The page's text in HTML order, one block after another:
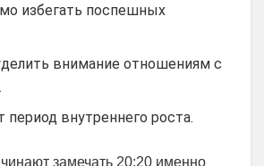
избегать поспешных
внимание отношениям с
период внутреннего роста.
замечать 20:20 именно